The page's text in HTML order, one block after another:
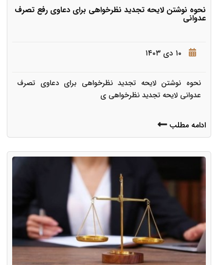
نحوه نوشتن لایحه تجدید نظرخواهی برای دعاوی رفع تصرف
عدوانی
۱۰ دی ۱۴۰۳
نحوه نوشتن لایحه تجدید نظرخواهی برای دعاوی تصرف
عدوانی لایحه تجدید نظرخواهی ی
ادامه مطلب